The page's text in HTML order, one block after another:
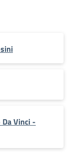
Vinci -